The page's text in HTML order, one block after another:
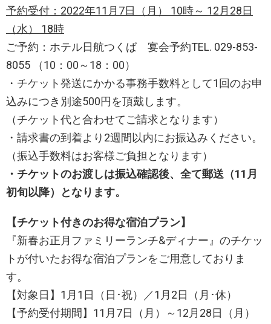
予約受付 ： 2022年11 月 7日（ 月 ） 10時～ 12月 28日
（水）
18時
ご予約：ホテル日航つくば 宴会予約TEL. 029-853-
8055 （10：00～18：00）
・チケット発送にかかる事務手数料として1回のお申
込みにつき別途500円を頂戴します。
（チケット代と合わせてご請求となります）
・請求書の到着より2週間以内にお振込みください。
（振込手数料はお客様ご負担となります）
・チケットのお渡しは振込確認後、全て郵送（11 月
初旬以降）となります。
【チケット付きのお得な宿泊プラン】
『新春お正月ファミリーランチ&ディナー』のチケッ
トが付いたお得な宿泊プランをご用意しておりま
す。
【対象日】1月1日（日･祝）／1月2日（月･休）
【予約受付期間】11月7日（月）～12月28日（月）